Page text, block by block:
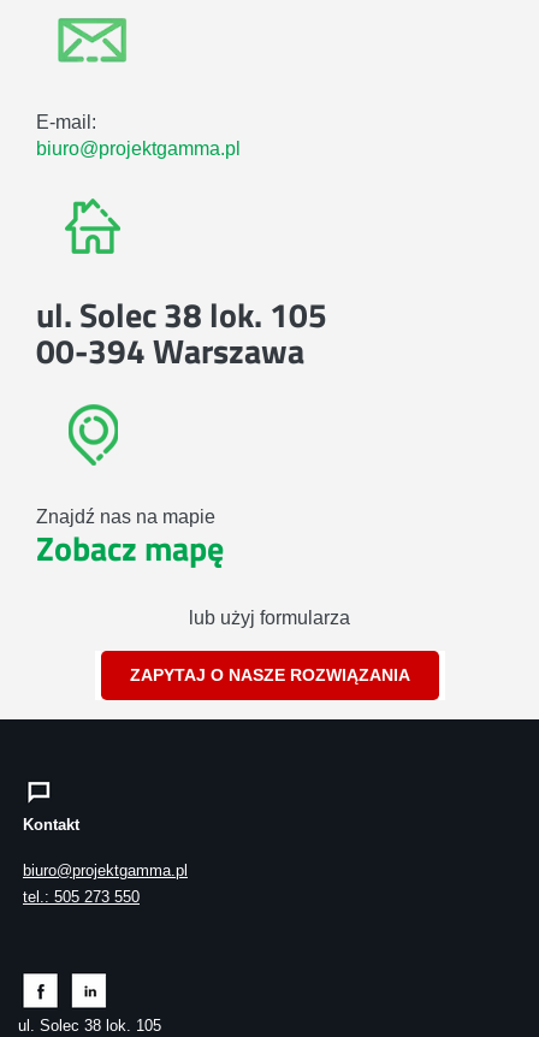
E-mail:
biuro@projektgamma.pl
ul. Solec 38 lok. 105
00-394 Warszawa
Znajdź nas na mapie
Zobacz mapę
lub użyj formularza
ZAPYTAJ O NASZE ROZWIĄZANIA
Kontakt
biuro@projektgamma.pl
tel.: 505 273 550
ul. Solec 38 lok. 105